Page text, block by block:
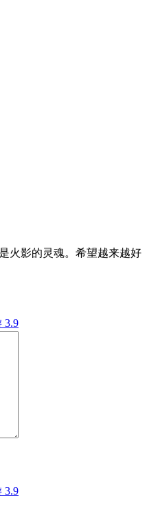
火影的灵魂。希望越来越好
3.9
3.9